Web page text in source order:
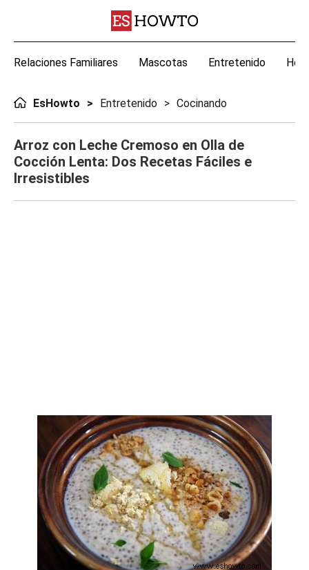
Relaciones Familiares Mascotas Entretenido
EsHowto Entretenido Cocinando
Arroz con Leche Cremoso en Olla de
Cocción Lenta: Dos Recetas Fáciles e
Irresistibles